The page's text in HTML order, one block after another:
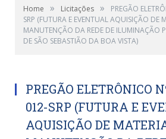
Home » Licitações »
PREGÃO
SRP (FUTURA E EVENTUAL AQUISIÇÃO DE
MANUTENÇÃO DA REDE DE ILUMINAÇÃO
DE SÃO SEBASTIÃO DA BOA VISTA)
PREGÃO ELETRÔNICO
012-SRP (FUTURA E
AQUISIÇÃO DE